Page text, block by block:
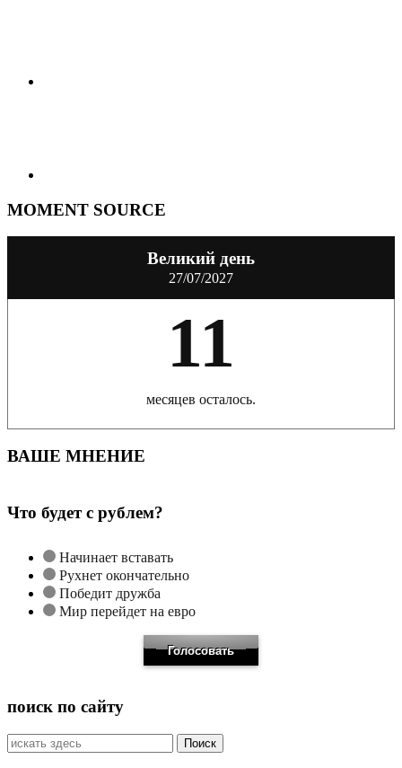
MOMENT SOURCE
Великий день
27/07/2027
11
месяцев осталось.
ВАШЕ МНЕНИЕ
Что будет с рублем?
Начинает вставать
Рухнет окончательно
Победит дружба
Мир перейдет на евро
поиск по сайту
Искать: